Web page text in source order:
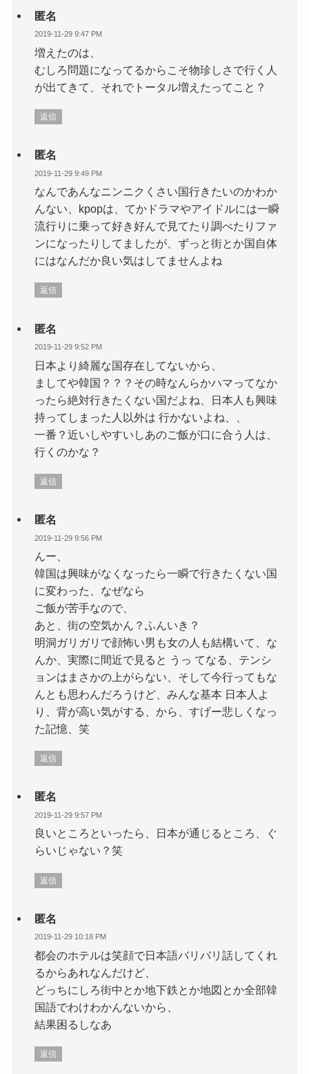
匿名
2019-11-29 9:47 PM
増えたのは、
むしろ問題になってるからこそ物珍しさで行く人
が出てきて、それでトータル増えたってこと？
返信
匿名
2019-11-29 9:49 PM
なんであんなニンニクくさい国行きたいのかわか
んない、kpopは、てかドラマやアイドルには一瞬
流行りに乗って好き好んで見てたり調べたりファ
ンになったりしてましたが、ずっと街とか国自体
にはなんだか良い気はしてませんよね
返信
匿名
2019-11-29 9:52 PM
日本より綺麗な国存在してないから、
ましてや韓国？？？その時なんらかハマってなか
ったら絶対行きたくない国だよね、日本人も興味
持ってしまった人以外は 行かないよね、、
一番？近いしやすいしあのご飯が口に合う人は、
行くのかな？
返信
匿名
2019-11-29 9:56 PM
んー、
韓国は興味がなくなったら一瞬で行きたくない国
に変わった、なぜなら
ご飯が苦手なので、
あと、街の空気かん？ふんいき？
明洞ガリガリで顔怖い男も女の人も結構いて、な
んか、実際に間近で見ると うっ てなる、テンシ
ョンはまさかの上がらない、そして今行ってもな
んとも思わんだろうけど、みんな基本 日本人よ
り、背が高い気がする、から、すげー悲しくなっ
た記憶、笑
返信
匿名
2019-11-29 9:57 PM
良いところといったら、日本が通じるところ、ぐ
らいじゃない？笑
返信
匿名
2019-11-29 10:18 PM
都会のホテルは笑顔で日本語バリバリ話してくれ
るからあれなんだけど、
どっちにしろ街中とか地下鉄とか地図とか全部韓
国語でわけわかんないから、
結果困るしなあ
返信